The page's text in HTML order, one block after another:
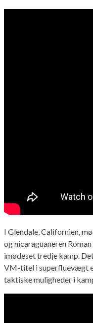
I Glendale, Californien,
og nicaraguaneren
imødeset tredje kamp.
VM-titel i superfluevægt
taktiske muligheder i